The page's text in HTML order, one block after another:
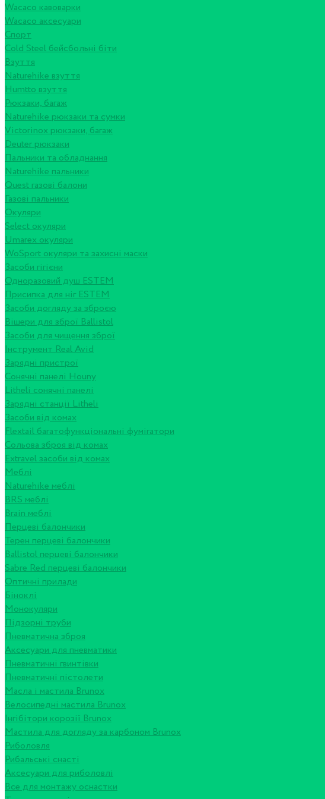
Wacaco кавоварки
Wacaco аксесуари
Спорт
Cold Steel бейсбольні біти
Взуття
Naturehike взуття
Humtto взуття
Рюкзаки, багаж
Naturehike рюкзаки та сумки
Victorinox рюкзаки, багаж
Deuter рюкзаки
Пальники та обладнання
Naturehike пальники
Quest газові балони
Газові пальники
Окуляри
Select окуляри
Umarex окуляри
WoSport окуляри та захисні маски
Засоби гігієни
Одноразовий душ ESTEM
Присипка для ніг ESTEM
Засоби догляду за зброєю
Вішери для зброї Ballistol
Засоби для чищення зброї
Інструмент Real Avid
Зарядні пристрої
Сонячні панелі Houny
Litheli сонячні панелі
Зарядні станції Litheli
Засоби від комах
Flextail багатофункціональні фумігатори
Сольова зброя від комах
Extravel засоби від комах
Меблі
Naturehike меблі
BRS меблі
Brain меблі
Перцеві балончики
Терен перцеві балончики
Ballistol перцеві балончики
Sabre Red перцеві балончики
Оптичні прилади
Біноклі
Монокуляри
Підзорні труби
Пневматична зброя
Аксесуари для пневматики
Пневматичні гвинтівки
Пневматичні пістолети
Масла і мастила Brunox
Велосипедні мастила Brunox
Інгібітори корозії Brunox
Мастила для догляду за карбоном Brunox
Риболовля
Рибальські снасті
Аксесуари для риболовлі
Все для монтажу оснастки